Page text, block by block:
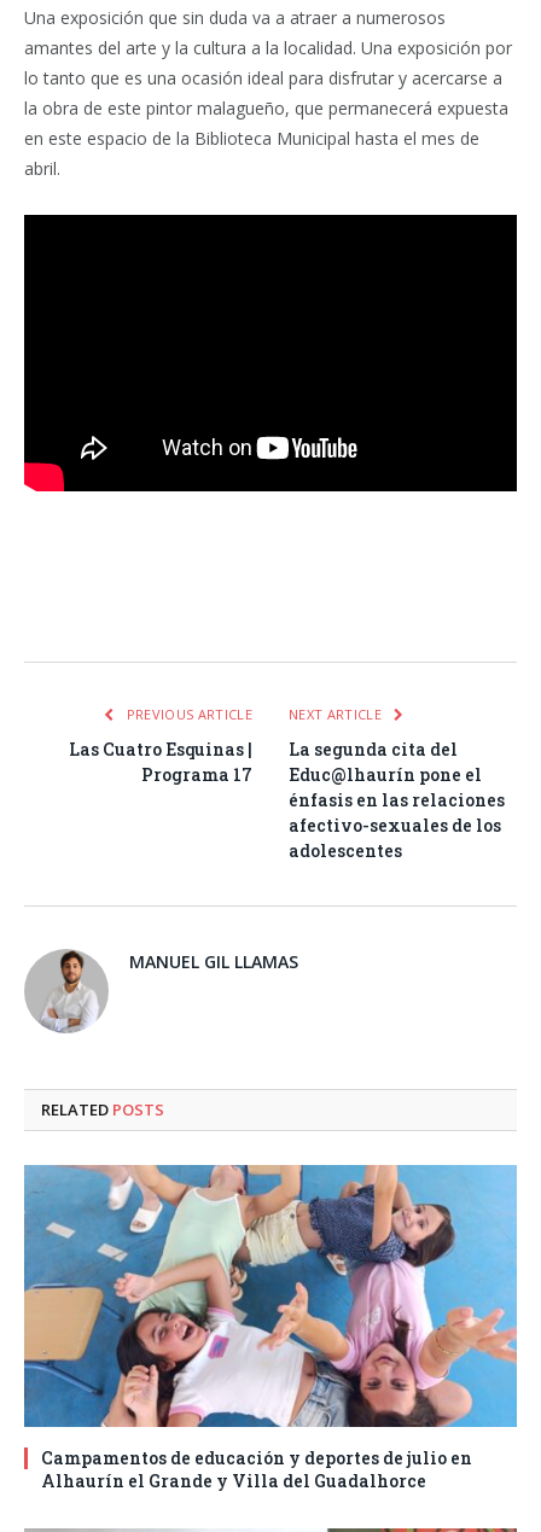
Una exposición que sin duda va a atraer a numerosos
amantes del arte y la cultura a la localidad. Una exposición por
lo tanto que es una ocasión ideal para disfrutar y acercarse a
la obra de este pintor malagueño, que permanecerá expuesta
en este espacio de la Biblioteca Municipal hasta el mes de
abril.
PREVIOUS ARTICLE
Las Cuatro Esquinas |
Programa 17
NEXT ARTICLE
La segunda cita del
Educ@lhaurín pone el
énfasis en las relaciones
afectivo-sexuales de los
adolescentes
MANUEL GIL LLAMAS
RELATED POSTS
Campamentos de educación y deportes de julio en
Alhaurín el Grande y Villa del Guadalhorce